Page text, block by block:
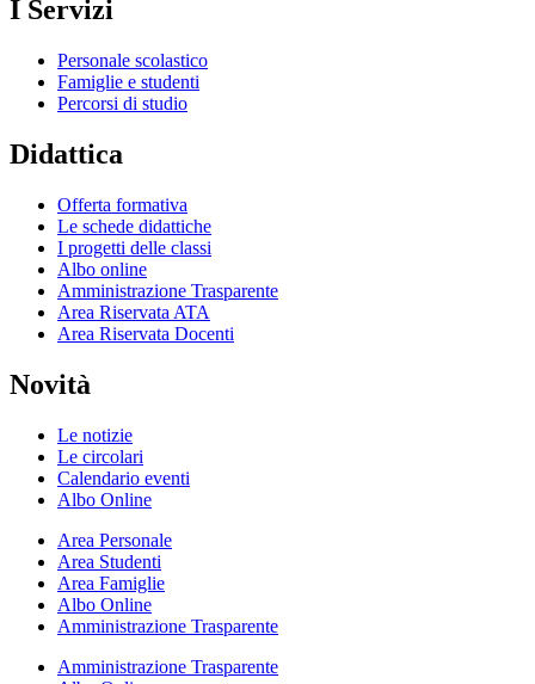
I Servizi
Personale scolastico
Famiglie e studenti
Percorsi di studio
Didattica
Offerta formativa
Le schede didattiche
I progetti delle classi
Albo online
Amministrazione Trasparente
Area Riservata ATA
Area Riservata Docenti
Novità
Le notizie
Le circolari
Calendario eventi
Albo Online
Area Personale
Area Studenti
Area Famiglie
Albo Online
Amministrazione Trasparente
Amministrazione Trasparente